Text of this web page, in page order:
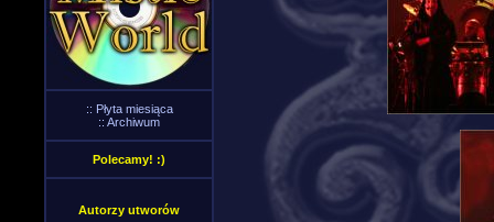
:: Płyta miesiąca
:: Archiwum
Polecamy! :)
Autorzy utworów